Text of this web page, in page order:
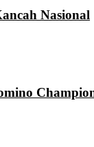
Nasional